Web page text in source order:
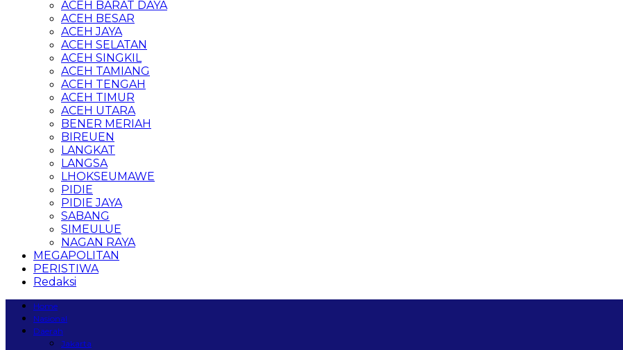
ACEH BARAT DAYA
ACEH BESAR
ACEH JAYA
ACEH SELATAN
ACEH SINGKIL
ACEH TAMIANG
ACEH TENGAH
ACEH TIMUR
ACEH UTARA
BENER MERIAH
BIREUEN
LANGKAT
LANGSA
LHOKSEUMAWE
PIDIE
PIDIE JAYA
SABANG
SIMEULUE
NAGAN RAYA
MEGAPOLITAN
PERISTIWA
Redaksi
Home
Nasional
Daerah
Jakarta